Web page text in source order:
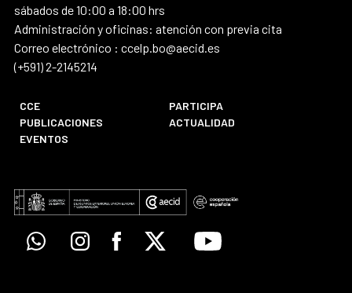
sábados de 10:00 a 18:00 hrs
Administración y oficinas: atención con previa cita
Correo electrónico : ccelp.bo@aecid.es
(+591) 2-2145214
CCE
PARTICIPA
PUBLICACIONES
ACTUALIDAD
EVENTOS
WhatsappInstagramFacebook
X Youtube